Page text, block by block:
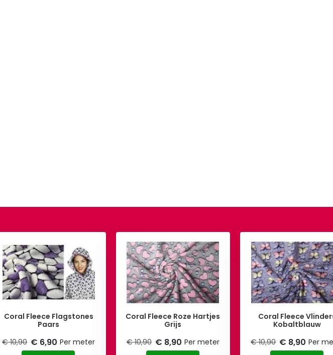
Coral Fleece Flagstones
Paars
€ 10,90 € 6,90 Per meter
Coral Fleece Roze Hartjes
Grijs
€ 10,90 € 8,90 Per meter
Coral Fleece
Kobaltblauw
€ 10,90 € 8,90 Per